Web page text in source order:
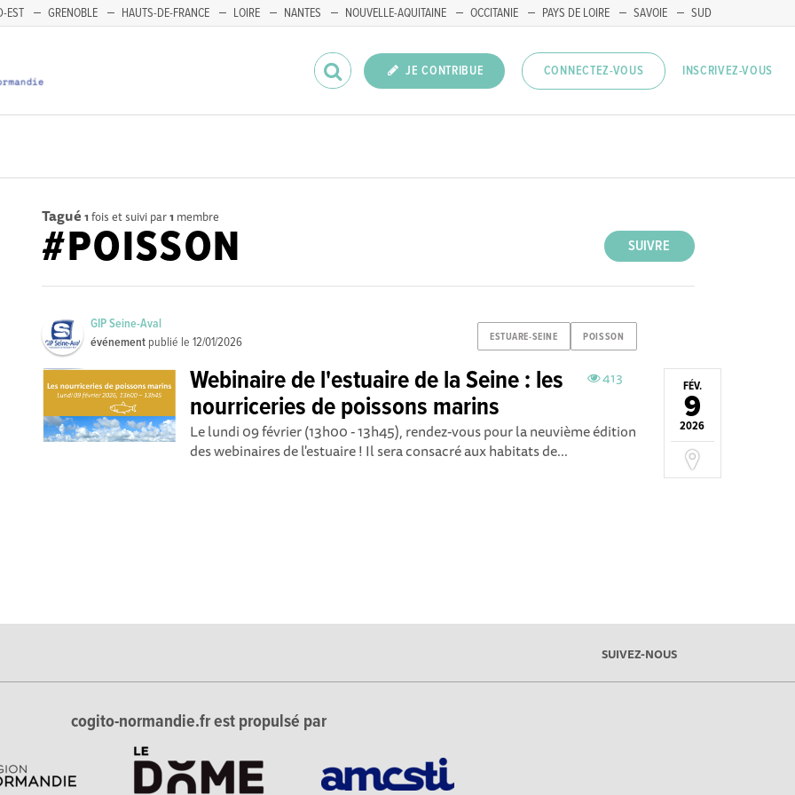
EST GRENOBLE HAUTS-DE-FRANCE LOIRE NANTES NOUVELLE-AQUITAINE OCCITANIE PAYS DE LOIRE SAVOIE SUD
JE CONTRIBUE CONNECTEZ-VOUS INSCRIVEZ-VOUS
Tagué 1 fois et suivi par1 membre
SUIVRE
#POISSON
ESTUARE-SEINE POISSON
GIP Seine-Aval
événement publié le12/01/2026
FÉV.
9
2026
413
Webinaire de l'estuaire de la Seine : les
nourriceries de poissons marins
Le lundi 09 février (13h00 - 13h45), rendez-vous pour la neuvième édition
des webinaires de l'estuaire ! Il sera consacré aux habitats de...
SUIVEZ-NOUS
cogito-normandie.fr est propulsé par